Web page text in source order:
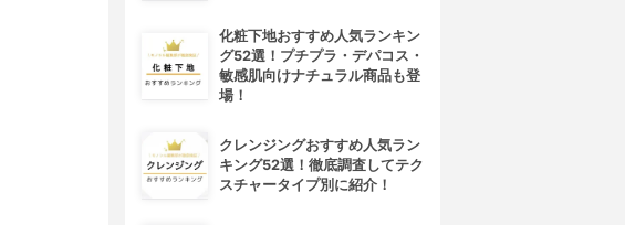
化粧下地おすすめ人気ランキン
グ52選！プチプラ・デパコス・
敏感肌向けナチュラル商品も登
場！
クレンジングおすすめ人気ラン
キング52選！徹底調査してテク
スチャータイプ別に紹介！